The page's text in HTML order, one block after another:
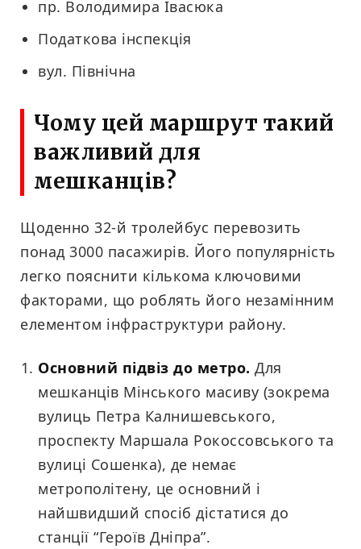
пр. Володимира Івасюка
Податкова інспекція
вул. Північна
Чому цей маршрут такий
важливий для
мешканців?
Щоденно 32-й тролейбус перевозить
понад 3000 пасажирів. Його популярність
легко пояснити кількома ключовими
факторами, що роблять його незамінним
елементом інфраструктури району.
Основний підвіз до метро. Для
мешканців Мінського масиву (зокрема
вулиць Петра Калнишевського,
проспекту Маршала Рокоссовського та
вулиці Сошенка), де немає
метрополітену, це основний і
найшвидший спосіб дістатися до
станції “Героїв Дніпра”.